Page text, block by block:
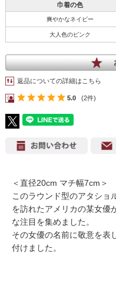
巾着の色
爽やかなネイビー
大人色のピンク
返品についての詳細はこちら
5.0 (2件)
＜直径20cm マチ幅7cm＞
このラウンド型のアタショ
を訪れたアメリカの某女優
な注目を集めました。
その女優の名前に敬意を表
付けました。